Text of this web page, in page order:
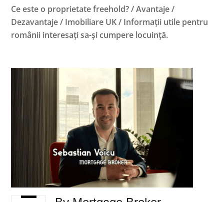
Ce este o proprietate freehold? / Avantaje /
Dezavantaje / Imobiliare UK / Informații utile pentru
românii interesați sa-și cumpere locuință.